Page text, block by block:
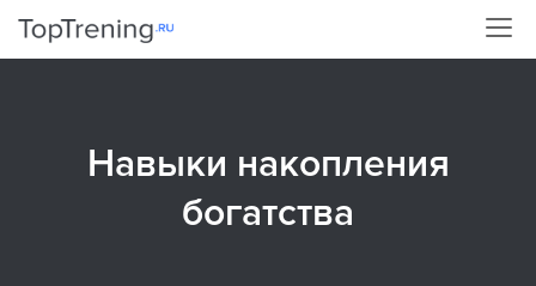
Навыки накопления
богатства